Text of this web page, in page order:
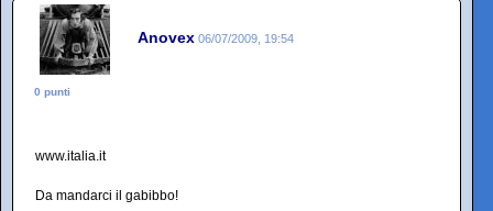
Anovex 06/07/2009, 19:54
0 punti
www.italia.it
Da mandarci il gabibbo!